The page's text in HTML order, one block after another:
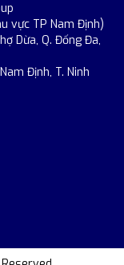
vực TP Nam Định)
Dừa, Q. Đống Đa,
Định, T. Ninh